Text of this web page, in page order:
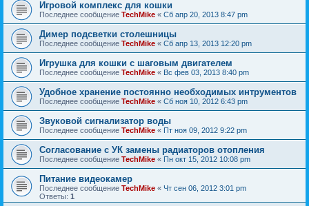
Игровой комплекс для кошки
Последнее сообщение TechMike « Сб апр 20, 2013 8:47 pm
Димер подсветки столешницы
Последнее сообщение TechMike « Сб апр 13, 2013 12:20 pm
Игрушка для кошки с шаговым двигателем
Последнее сообщение TechMike « Вс фев 03, 2013 8:40 pm
Удобное хранение постоянно необходимых интрументов
Последнее сообщение TechMike « Сб ноя 10, 2012 6:43 pm
Звуковой сигнализатор воды
Последнее сообщение TechMike « Пт ноя 09, 2012 9:22 pm
Согласование с УК замены радиаторов отопления
Последнее сообщение TechMike « Пн окт 15, 2012 10:08 pm
Питание видеокамер
Последнее сообщение TechMike « Чт сен 06, 2012 3:01 pm
Ответы: 1